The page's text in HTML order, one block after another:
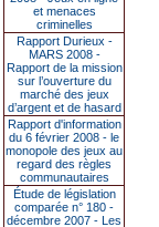
et menaces
criminelles
Rapport Durieux -
MARS 2008 -
Rapport de la mission
sur l’ouverture du
marché des jeux
d’argent et de hasard
Rapport d'information
du 6 février 2008 - le
monopole des jeux au
regard des règles
communautaires
Étude de législation
comparée n° 180 -
décembre 2007 - Les